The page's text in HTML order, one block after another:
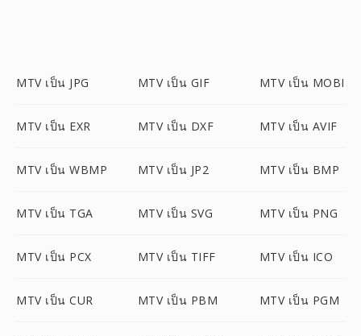
MTV เป็น JPG MTV เป็น GIF MTV เป็น MOBI
MTV เป็น EXR MTV เป็น DXF MTV เป็น AVIF
MTV เป็น WBMP MTV เป็น JP2 MTV เป็น BMP
MTV เป็น TGA MTV เป็น SVG MTV เป็น PNG
MTV เป็น PCX MTV เป็น TIFF MTV เป็น ICO
MTV เป็น CUR MTV เป็น PBM MTV เป็น PGM